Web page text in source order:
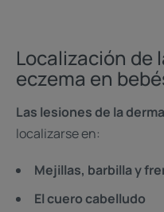
Localización de
eczema en
Las lesiones de la
localizarse en:
Mejillas, barbilla y
El cuero cabelludo